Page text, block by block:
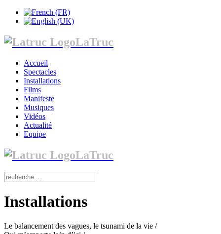
LaTruc
Accueil
Spectacles
Installations
Films
Manifeste
Musiques
Vidéos
Actualité
Equipe
LaTruc
Installations
Le balancement des vagues, le tsunami de la vie /